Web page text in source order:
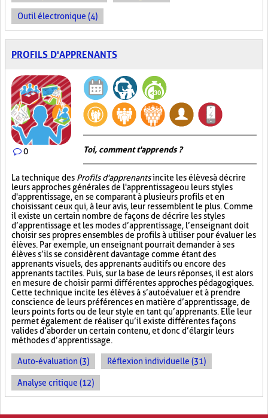
Outil électronique (4)
PROFILS D'APPRENANTS
0 Toi, comment t'apprends ?
La technique des Profils d'apprenantsincite les élèves à décrire
leurs approches générales de l'apprentissage ou leurs styles
d'apprentissage, en se comparant à plusieurs profils et en
choisissant ceux qui, à leur avis, leur ressemblent le plus. Comme
il existe un certain nombre de façons de décrire les styles
d’apprentissage et les modes d’apprentissage, l’enseignant doit
choisir ses propres ensembles de profils à utiliser pour évaluer les
élèves. Par exemple, un enseignant pourrait demander à ses
élèves s’ils se considèrent davantage comme étant des
apprenants visuels, des apprenants auditifs ou encore des
apprenants tactiles. Puis, sur la base de leurs réponses, il est alors
en mesure de choisir parmi différentes approches pédagogiques.
Cette technique incite les élèves à s’autoévaluer et à prendre
conscience de leurs préférences en matière d’apprentissage, de
leurs points forts ou de leur style en tant qu’apprenants. Elle leur
permet également de réaliser qu’il existe différentes façons
valides d’aborder un certain contenu, et donc d’élargir leurs
méthodes d’apprentissage.
Auto-évaluation (3) Réflexion individuelle (31)
Analyse critique (12)
PAGES